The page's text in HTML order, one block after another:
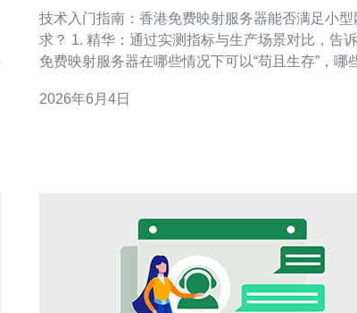
技术入门指南：香港免费映射服务器能否满足小型
求？ 1. 精华：通过实测指标与生产场景对比，告诉你香港
免费映射服务器在哪些情况下可以“苟且生存”，哪
迟、带宽、并发、稳定性、安全）和优化建议，帮
2026年6月4日